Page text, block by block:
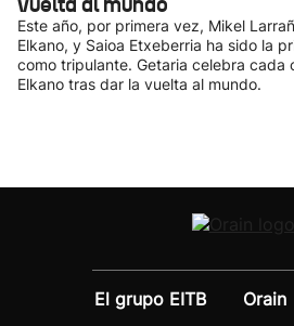
Este año, por primera vez, Mikel
Elkano, y Saioa Etxeberria ha sido la
como tripulante. Getaria celebra cada
Elkano tras dar la vuelta al mundo.
El grupo EITB
Orain